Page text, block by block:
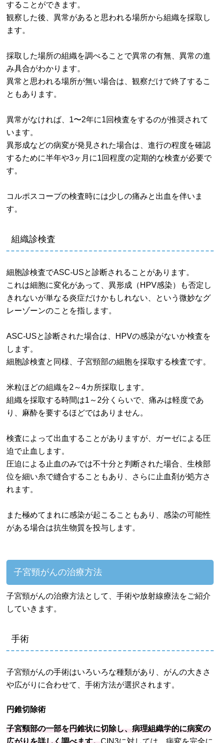
することができます。
観察した後、異常があると思われる場所から組織を採取し
ます。
採取した場所の組織を調べることで異常の有無、異常の進
み具合がわかります。
異常と思われる場所が無い場合は、観察だけで終了するこ
ともあります。
異常がなければ、1〜2年に1回検査をするのが推奨されて
います。
異形成などの病変が発見された場合は、進行の程度を確認
するために半年や3ヶ月に1回程度の定期的な検査が必要で
す。
コルポスコープの検査時には少しの痛みと出血を伴いま
す。
組織診検査
細胞診検査でASC-USと診断されることがあります。
これは細胞に変化があって、異形成（HPV感染）も否定し
きれないが単なる炎症だけかもしれない、という微妙なグ
レーゾーンのことを指します。
ASC-USと診断された場合は、HPVの感染がないか検査を
します。
細胞診検査と同様、子宮頸部の細胞を採取する検査です。
米粒ほどの組織を2～4カ所採取します。
組織を採取する時間は1～2分くらいで、痛みは軽度であ
り、麻酔を要するほどではありません。
検査によって出血することがありますが、ガーゼによる圧
迫で止血します。
圧迫による止血のみでは不十分と判断された場合、生検部
位を細い糸で縫合することもあり、さらに止血剤が処方さ
れます。
また極めてまれに感染が起こることもあり、感染の可能性
がある場合は抗生物質を投与します。
子宮頸がんの治療方法
子宮頸がんの治療方法として、手術や放射線療法をご紹介
していきます。
手術
子宮頸がんの手術はいろいろな種類があり、がんの大きさ
や広がりに合わせて、手術方法が選択されます。
円錐切除術
子宮頸部の一部を円錐状に切除し、病理組織学的に病変の
広がりを詳しく調べます。CIN3に対しては、病変を完全に